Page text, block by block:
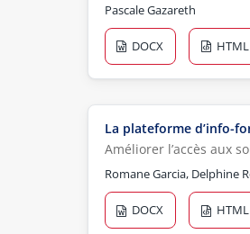
Pascale Gazareth
DOCX
HTML
La plateforme d’info-
Améliorer l’accès aux
Romane Garcia, Delphine
DOCX
HTML